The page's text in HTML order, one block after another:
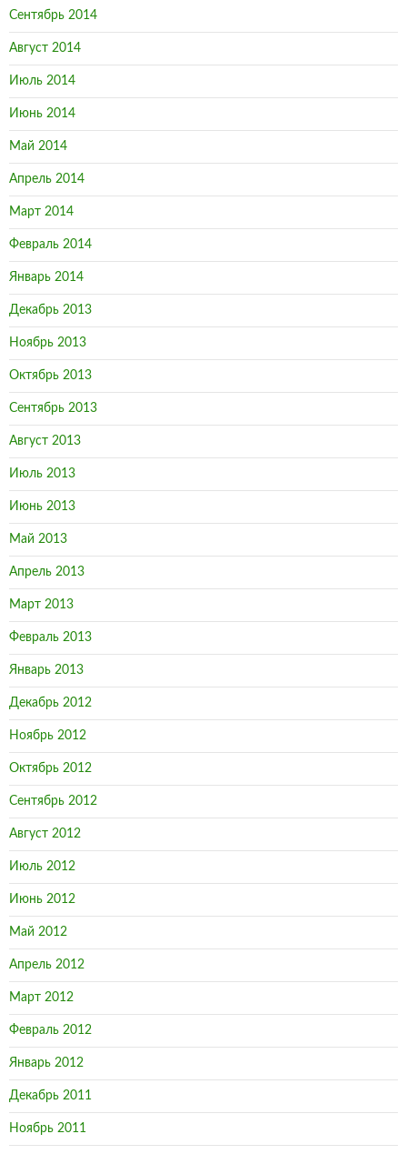
Сентябрь 2014
Август 2014
Июль 2014
Июнь 2014
Май 2014
Апрель 2014
Март 2014
Февраль 2014
Январь 2014
Декабрь 2013
Ноябрь 2013
Октябрь 2013
Сентябрь 2013
Август 2013
Июль 2013
Июнь 2013
Май 2013
Апрель 2013
Март 2013
Февраль 2013
Январь 2013
Декабрь 2012
Ноябрь 2012
Октябрь 2012
Сентябрь 2012
Август 2012
Июль 2012
Июнь 2012
Май 2012
Апрель 2012
Март 2012
Февраль 2012
Январь 2012
Декабрь 2011
Ноябрь 2011